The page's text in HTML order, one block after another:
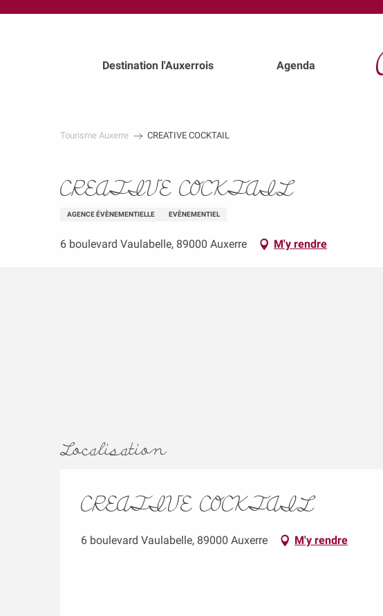
Destination l'Auxerrois Agenda
Tourisme Auxerre CREATIVE COCKTAIL
CREATIVE COCKTAIL
AGENCE ÉVÈNEMENTIELLE EVÈNEMENTIEL
6 boulevard Vaulabelle, 89000 Auxerre M'y rendre
Localisation
CREATIVE COCKTAIL
6 boulevard Vaulabelle, 89000 Auxerre M'y rendre